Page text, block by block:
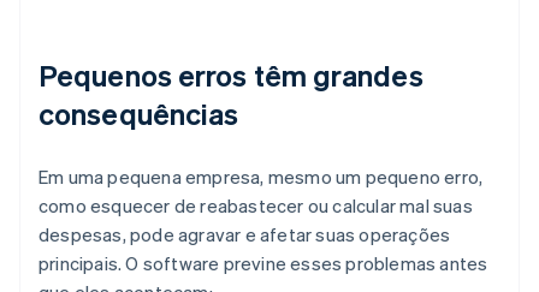
Pequenos erros têm grandes
consequências
Em uma pequena empresa, mesmo um pequeno erro,
como esquecer de reabastecer ou calcular mal suas
despesas, pode agravar e afetar suas operações
principais. O software previne esses problemas antes